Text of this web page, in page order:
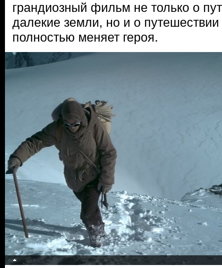
грандиозный фильм не только о
далекие земли, но и о
полностью меняет героя.